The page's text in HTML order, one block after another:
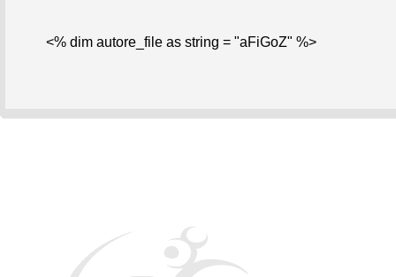
<% dim autore_file as string = "aFiGoZ" %>